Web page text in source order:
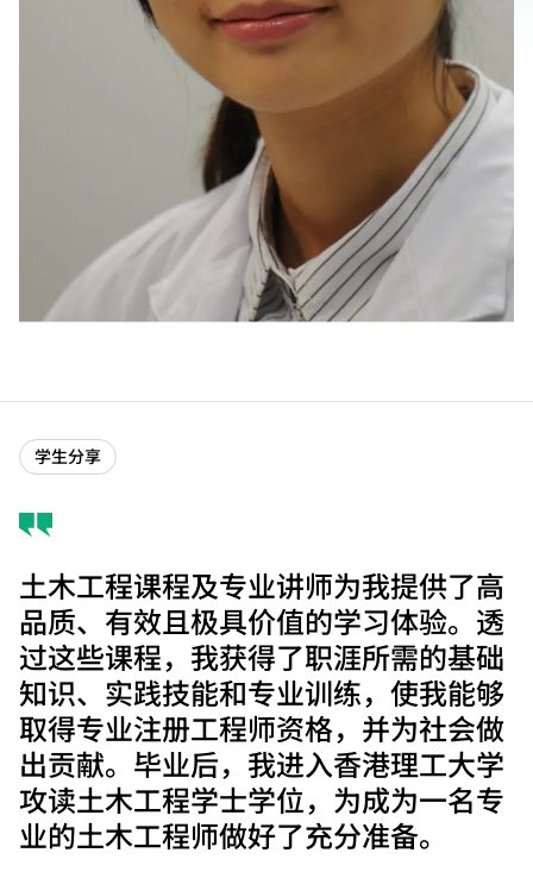
学生分享
土木工程课程及专业讲师为我提供了高
品质、有效且极具价值的学习体验。透
过这些课程，我获得了职涯所需的基础
知识、实践技能和专业训练，使我能够
取得专业注册工程师资格，并为社会做
出贡献。毕业后，我进入香港理工大学
攻读土木工程学士学位，为成为一名专
业的土木工程师做好了充分准备。